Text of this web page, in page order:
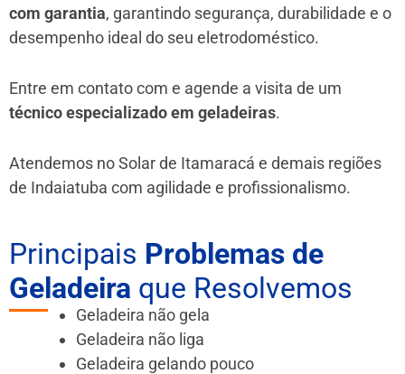
com garantia, garantindo segurança, durabilidade e o
desempenho ideal do seu eletrodoméstico.
Entre em contato com e agende a visita de um
técnico especializado em geladeiras.
Atendemos no Solar de Itamaracá e demais regiões
de Indaiatuba com agilidade e profissionalismo.
Principais Problemas de
Geladeira que Resolvemos
Geladeira não gela
Geladeira não liga
Geladeira gelando pouco